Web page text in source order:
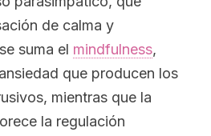
de calma y
suma el mindfulness,
que producen los
mientras que la
la regulación